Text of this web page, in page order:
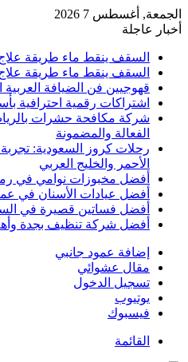
الجمعة, أغسطس 7 2026
أخبار عاجلة
السقف ينقط ماء طريقة
السقف ينقط ماء طريقة
قهوجيين فن الضيافة
اشتراكات رقمية احترافية
شركة مكافحة حشرات
الفعالة والمضمونة
رحلات كروز السعودية:
الأحمر والخليج العربي
أفضل مخبوزات نوامي في
أفضل عيادات الأسنان في
أفضل فساتين قصيرة في
أفضل شركة تنظيف بجدة
إضافة عمود جانبي
مقال عشوائي
تسجيل الدخول
يوتيوب
فيسبوك
القائمة